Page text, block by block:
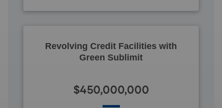
Revolving Credit Facilities with
Green Sublimit
$450,000,000